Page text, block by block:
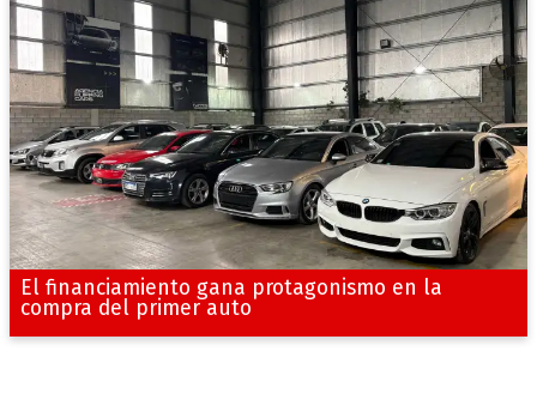
El financiamiento gana protagonismo en la
compra del primer auto